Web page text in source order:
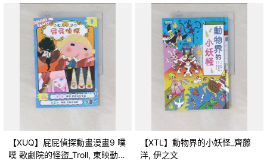
【XUQ】屁屁偵探動畫漫畫9 噗
噗 歌劇院的怪盜_Troll, 東映動畫
【XTL】動物界的小妖怪_齊藤
洋, 伊之文